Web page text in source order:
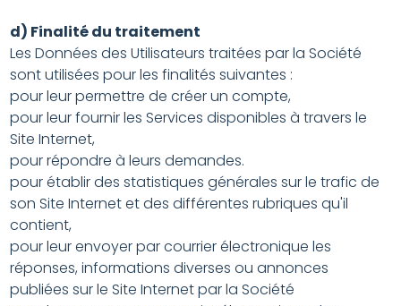
d) Finalité du traitement
Les Données des Utilisateurs traitées par la Société
sont utilisées pour les finalités suivantes :
pour leur permettre de créer un compte,
pour leur fournir les Services disponibles à travers le
Site Internet,
pour répondre à leurs demandes.
pour établir des statistiques générales sur le trafic de
son Site Internet et des différentes rubriques qu'il
contient,
pour leur envoyer par courrier électronique les
réponses, informations diverses ou annonces
publiées sur le Site Internet par la Société